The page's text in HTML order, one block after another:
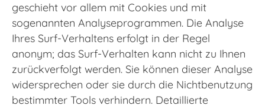
geschieht vor allem mit Cookies und mit
sogenannten Analyseprogrammen. Die Analyse
Ihres Surf-Verhaltens erfolgt in der Regel
anonym; das Surf-Verhalten kann nicht zu Ihnen
zurückverfolgt werden. Sie können dieser Analyse
widersprechen oder sie durch die Nichtbenutzung
bestimmter Tools verhindern. Detaillierte